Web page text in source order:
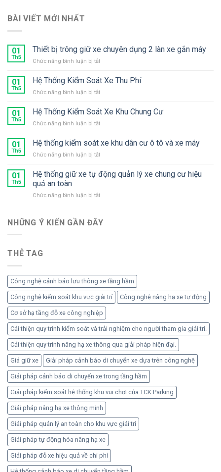
BÀI VIẾT MỚI NHẤT
01
Th5
Thiết bị trông giữ xe chuyên dụng 2 làn xe gắn máy
Chức năng bình luận bị tắtở
bị
giữ
chuyên
xe
gắn
01
Th5
Hệ Thống Kiểm Soát Xe Thu Phí
Chức năng bình luận bị tắtở
Thống
Soát
Thu
01
Th5
Hệ Thống Kiểm Soát Xe Khu Chung Cư
Chức năng bình luận bị tắtở
Thống
Soát
Khu
01
Th5
Hệ thống kiểm soát xe khu dân cư ô tô và xe máy
Chức năng bình luận bị tắtở
thống
kiểm
xe
cư
01
Th5
Hệ thống giữ xe tự động quản lý xe chung cư hiệu
quả an toàn
Chức năng bình luận bị tắtở
giữ
chung
cư
hiệu
quả
an
toàn
NHỮNG Ý KIẾN ​​GẦN ĐÂY
THẺ TAG
Công nghệ cảnh báo lưu thông xe tầng hầm
Công nghệ kiểm soát khu vực giải trí Công nghệ nâng hạ xe tự động
Cơ sở hạ tầng đỗ xe công nghiệp
Cải thiện quy trình kiểm soát và trải nghiệm cho người tham gia giải trí.
Cải thiện quy trình nâng hạ xe thông qua giải pháp hiện đại.
Giá giữ xe Giải pháp cảnh báo di chuyển xe dựa trên công nghệ
Giải pháp cảnh báo di chuyển xe trong tầng hầm
Giải pháp kiểm soát hệ thống khu vui chơi của TCK Parking
Giải pháp nâng hạ xe thông minh
Giải pháp quản lý an toàn cho khu vực giải trí
Giải pháp tự động hóa nâng hạ xe
Giải pháp đỗ xe hiệu quả về chi phí